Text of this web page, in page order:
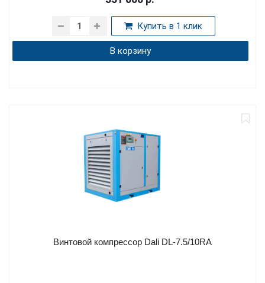
Купить в 1 клик
В корзину
Винтовой компрессор Dali DL-7.5/10RA